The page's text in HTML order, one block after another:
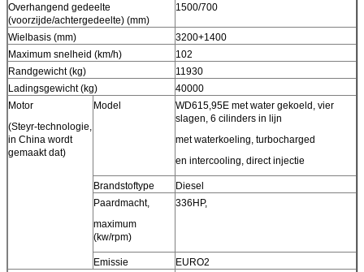
Overhangend gedeelte
(voorzijde/achtergedeelte) (mm)
1500/700
Wielbasis (mm)
3200+1400
Maximum snelheid (km/h)
102
Randgewicht (kg)
11930
Ladingsgewicht (kg)
40000
Motor
(Steyr-technologie,
in China wordt
gemaakt dat)
Model
WD615,95E met water gekoeld, vier
slagen, 6 cilinders in lijn
met waterkoeling, turbocharged
en intercooling, direct injectie
Brandstoftype
Diesel
Paardmacht,
maximum
(kw/rpm)
336HP,
Emissie
EURO2